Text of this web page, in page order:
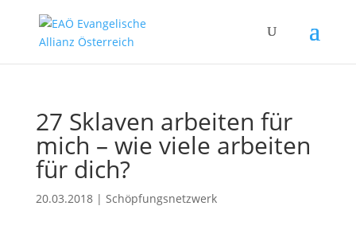
27 Sklaven arbeiten für
mich – wie viele arbeiten
für dich?
20.03.2018| Schöpfungsnetzwerk